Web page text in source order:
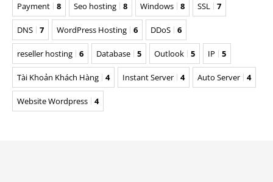
Payment 8 Seo hosting 8 Windows 8 SSL 7
DNS 7 WordPress Hosting 6 DDoS 6
reseller hosting 6 Database 5 Outlook 5 IP 5
Tài Khoản Khách Hàng 4 Instant Server 4 Auto Server 4
Website Wordpress 4